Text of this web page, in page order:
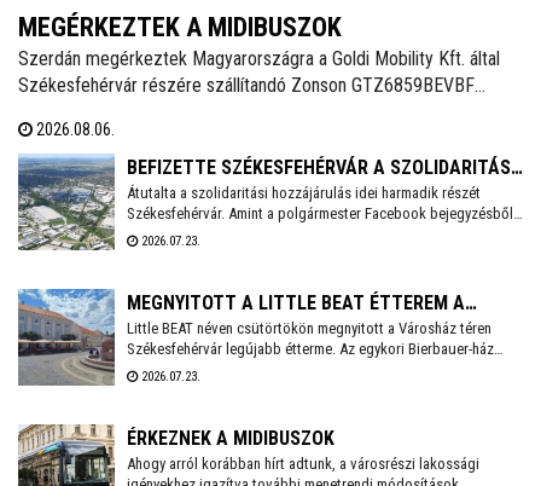
MEGÉRKEZTEK A MIDIBUSZOK
Szerdán megérkeztek Magyarországra a Goldi Mobility Kft. által
Székesfehérvár részére szállítandó Zonson GTZ6859BEVBF
hosszú járműveket nettó 126,23 millió forintos darabonkénti
vételáron szerzi be Székesfehérvár.
2026.08.06.
BEFIZETTE SZÉKESFEHÉRVÁR A SZOLIDARITÁSI
HOZZÁJÁRULÁS AKTUÁLIS RÉSZLETÉT
Átutalta a szolidaritási hozzájárulás idei harmadik részét
Székesfehérvár. Amint a polgármester Facebook bejegyzésből
kiderül, idén még 3,6 milliárd forintot kell befizetnie a városnak.
2026.07.23.
MEGNYITOTT A LITTLE BEAT ÉTTEREM A
VÁROSHÁZ TÉREN
Little BEAT néven csütörtökön megnyitott a Városház téren
Székesfehérvár legújabb étterme. Az egykori Bierbauer-ház
helyén 2010 óta a Pátria étterem működött egészen tavaly év
Kft. nyerte, mely többek között a Beat éttermet is évek óta nagy
2026.07.23.
ÉRKEZNEK A MIDIBUSZOK
Ahogy arról korábban hírt adtunk, a városrészi lakossági